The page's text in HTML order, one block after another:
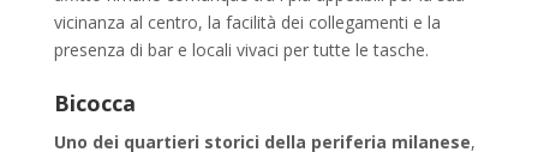
vicinanza al centro, la facilità dei collegamenti e la
presenza di bar e locali vivaci per tutte le tasche.
Bicocca
Uno dei quartieri storici della periferia milanese,